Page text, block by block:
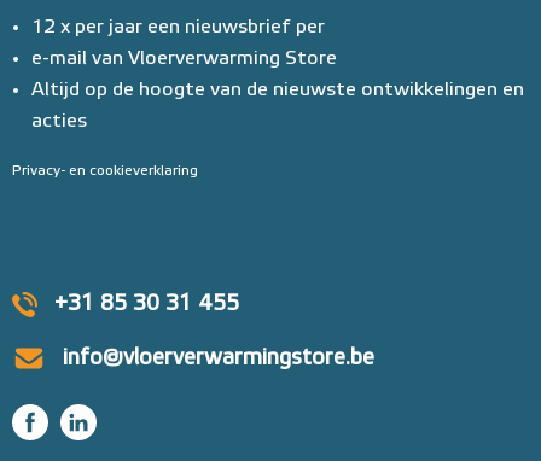
+31 85 30 31 455
info@vloerverwarmingstore.be
12 x per jaar een nieuwsbrief per
e-mail van Vloerverwarming Store
Altijd op de hoogte van de nieuwste ontwikkelingen en
acties
Privacy- en cookieverklaring